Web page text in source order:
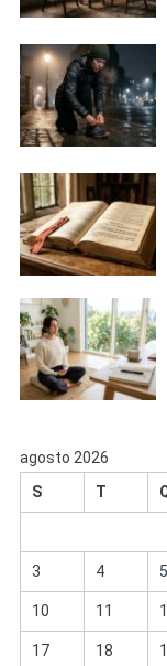
agosto 2026
S
T
3 4 5
10 11
17 18